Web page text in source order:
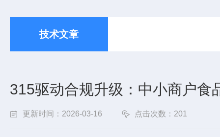
技术文章
315驱动合规升级：中小商户食
更新时间：2026-03-16 点击次数：201